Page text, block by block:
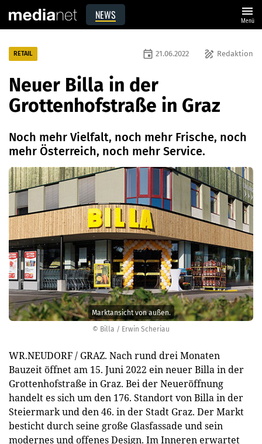
NEWS menu
Menü
© Billa / Erwin Scheriau
Marktansicht von außen.
RETAIL draw Redaktion
event 21.06.2022
Neuer Billa in der
Grottenhofstraße in Graz
Noch mehr Vielfalt, noch mehr Frische, noch
mehr Österreich, noch mehr Service.
WR.NEUDORF / GRAZ. Nach rund drei Monaten
Bauzeit öffnet am 15. Juni 2022 ein neuer Billa in der
Grottenhofstraße in Graz. Bei der Neueröffnung
handelt es sich um den 176. Standort von Billa in der
Steiermark und den 46. in der Stadt Graz. Der Markt
besticht durch seine große Glasfassade und sein
modernes und offenes Design. Im Inneren erwartet